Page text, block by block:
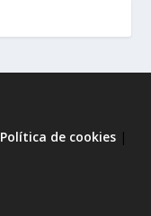
Política de cookies |